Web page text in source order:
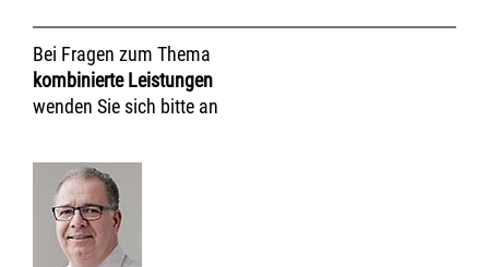
Bei Fragen zum Thema
kombinierte Leistungen
wenden Sie sich bitte an